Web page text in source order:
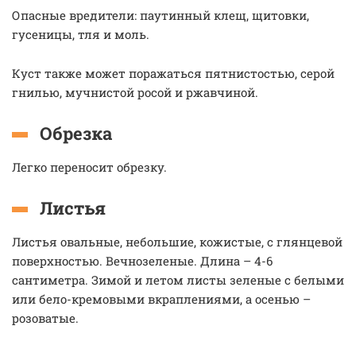
Опасные вредители: паутинный клещ, щитовки,
гусеницы, тля и моль.
Куст также может поражаться пятнистостью, серой
гнилью, мучнистой росой и ржавчиной.
Обрезка
Легко переносит обрезку.
Листья
Листья овальные, небольшие, кожистые, с глянцевой
поверхностью. Вечнозеленые. Длина – 4-6
сантиметра. Зимой и летом листы зеленые с белыми
или бело-кремовыми вкраплениями, а осенью –
розоватые.